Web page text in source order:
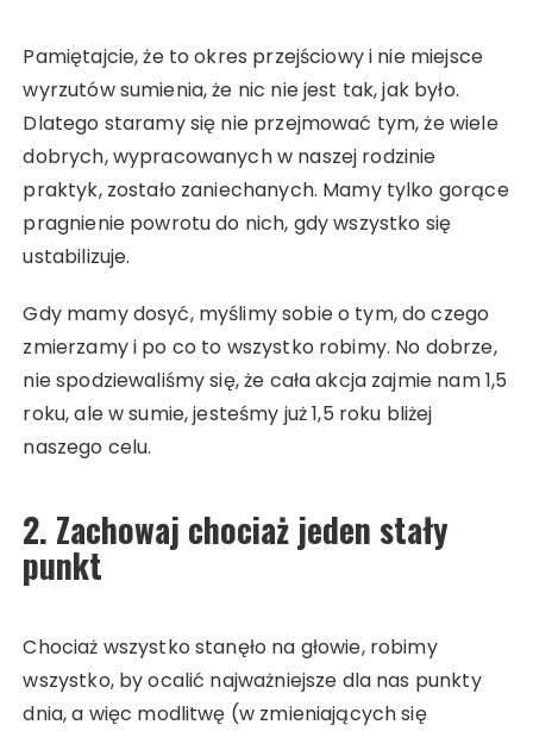
Pamiętajcie, że to okres przejściowy i nie miejsce
wyrzutów sumienia, że nic nie jest tak, jak było.
Dlatego staramy się nie przejmować tym, że wiele
dobrych, wypracowanych w naszej rodzinie
praktyk, zostało zaniechanych. Mamy tylko gorące
pragnienie powrotu do nich, gdy wszystko się
ustabilizuje.
Gdy mamy dosyć, myślimy sobie o tym, do czego
zmierzamy i po co to wszystko robimy. No dobrze,
nie spodziewaliśmy się, że cała akcja zajmie nam 1,5
roku, ale w sumie, jesteśmy już 1,5 roku bliżej
naszego celu.
2. Zachowaj chociaż jeden stały
punkt
Chociaż wszystko stanęło na głowie, robimy
wszystko, by ocalić najważniejsze dla nas punkty
dnia, a więc modlitwę (w zmieniających się